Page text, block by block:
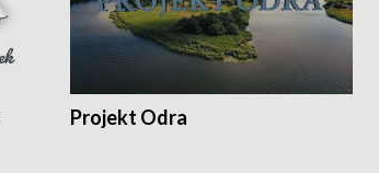
Projekt Odra